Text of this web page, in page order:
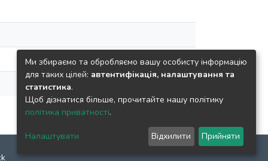
Ми збираємо та обробляємо вашу особисту інформацію
для таких цілей: автентифікація, налаштування та
статистика.
Щоб дізнатися більше, прочитайте нашу політику
політика приватності.
Налаштувати Відхилити Прийняти